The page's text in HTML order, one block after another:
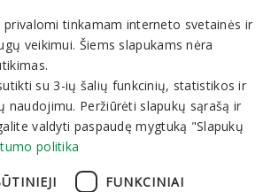
ENGLISH
privalomi tinkamam interneto svetainės ir
veikimui. Šiems slapukams nėra
su 3-ių šalių funkcinių, statistikos ir
naudojimu. Peržiūrėti slapukų sąrašą ir
valdyti paspaudę mygtuką "Slapukų
politika
FUNKCINIAI